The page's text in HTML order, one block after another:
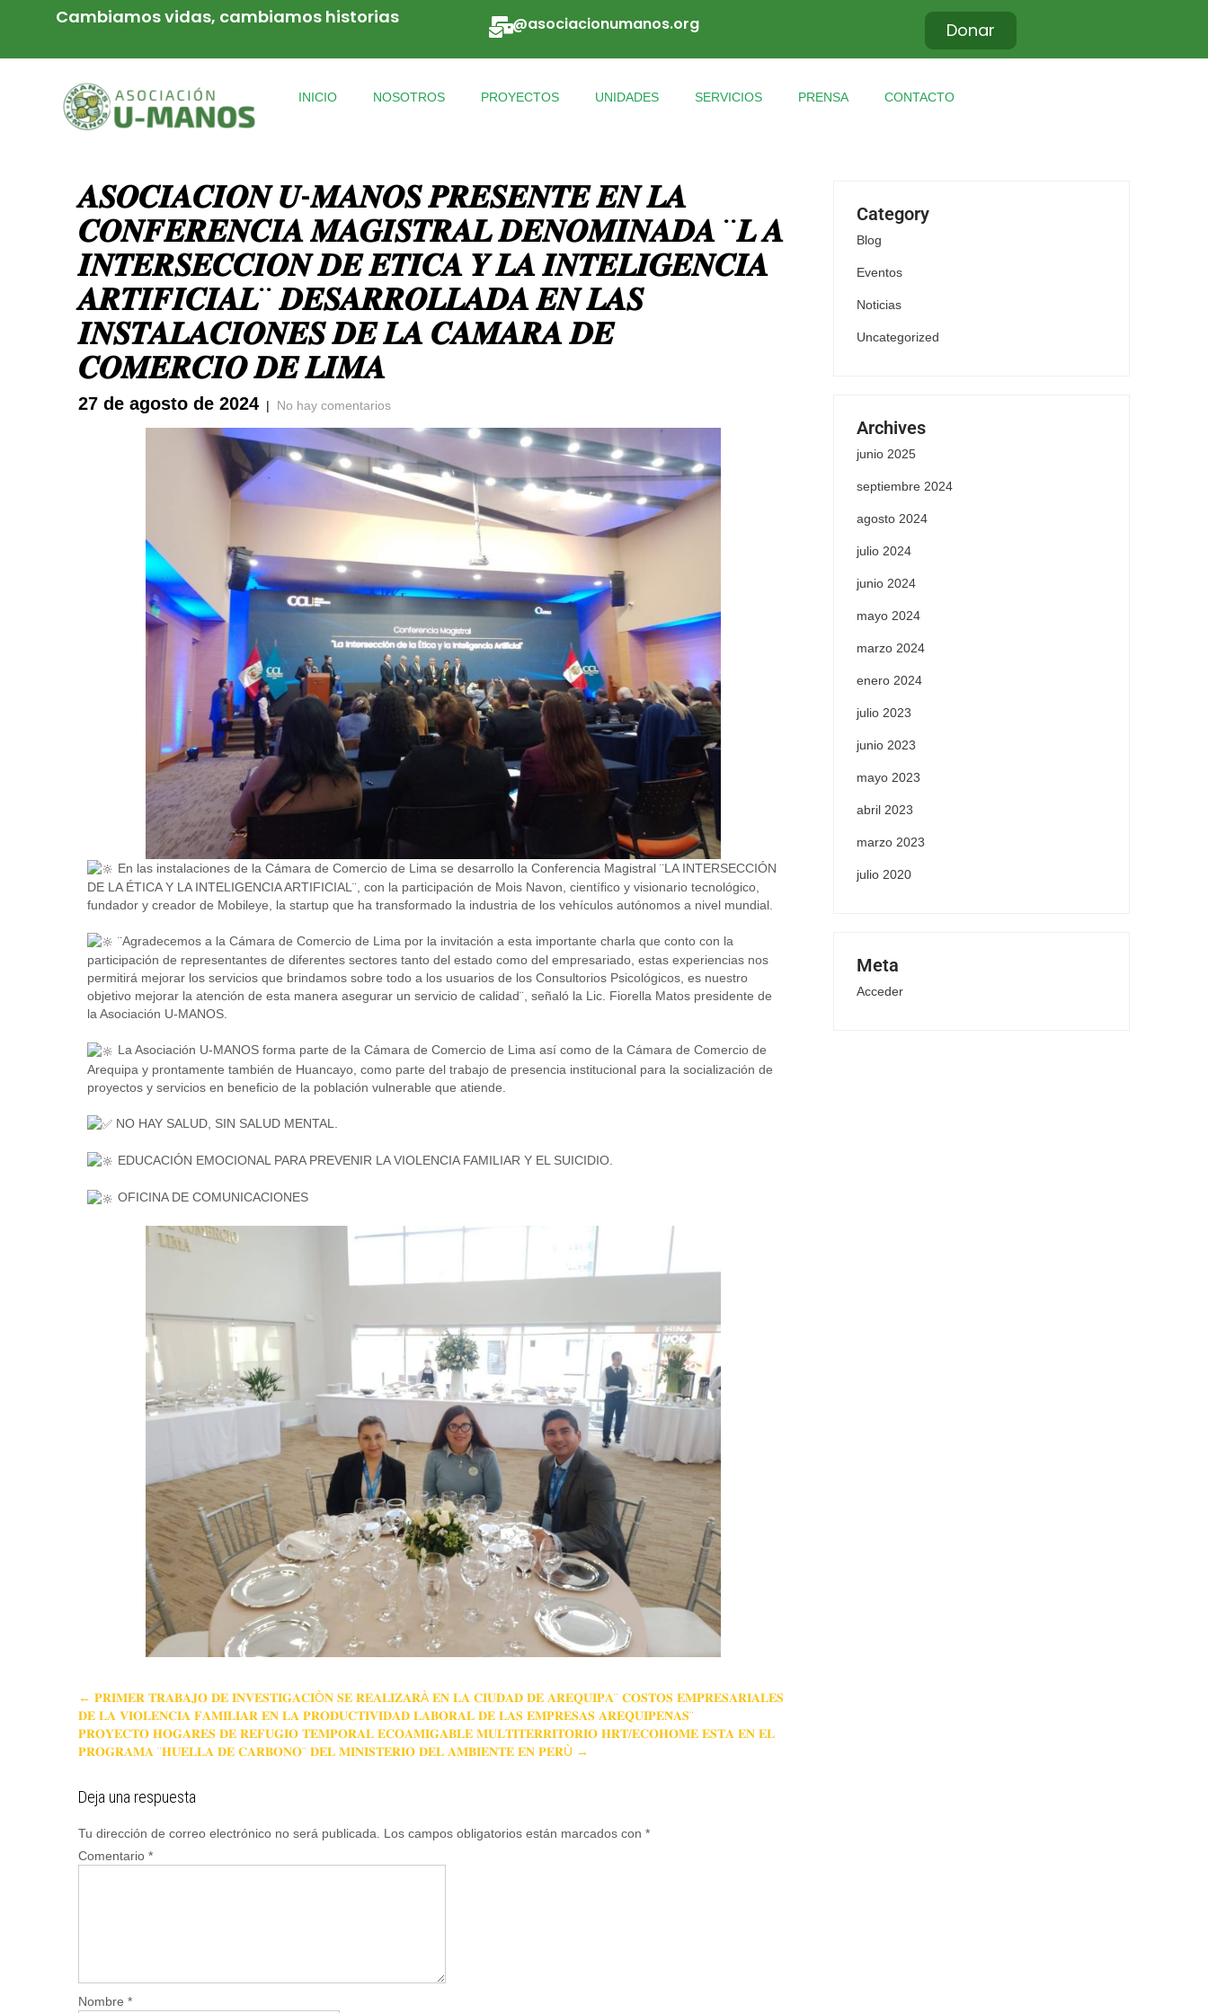
Cambiamos vidas, cambiamos historias @asociacionumanos.org Donar
INICIO NOSOTROS PROYECTOS UNIDADES SERVICIOS PRENSA CONTACTO
𝑨𝑺𝑶𝑪𝑰𝑨𝑪𝑰𝑶𝑵 𝑼-𝑴𝑨𝑵𝑶𝑺 𝑷𝑹𝑬𝑺𝑬𝑵𝑻𝑬 𝑬𝑵 𝑳𝑨
𝑪𝑶𝑵𝑭𝑬𝑹𝑬𝑵𝑪𝑰𝑨 𝑴𝑨𝑮𝑰𝑺𝑻𝑹𝑨𝑳 𝑫𝑬𝑵𝑶𝑴𝑰𝑵𝑨𝑫𝑨 ¨𝑳 𝑨
𝑰𝑵𝑻𝑬𝑹𝑺𝑬𝑪𝑪𝑰𝑶𝑵 𝑫𝑬 𝑬𝑻𝑰𝑪𝑨 𝒀 𝑳𝑨 𝑰𝑵𝑻𝑬𝑳𝑰𝑮𝑬𝑵𝑪𝑰𝑨
𝑨𝑹𝑻𝑰𝑭𝑰𝑪𝑰𝑨𝑳¨ 𝑫𝑬𝑺𝑨𝑹𝑹𝑶𝑳𝑳𝑨𝑫𝑨 𝑬𝑵 𝑳𝑨𝑺
𝑰𝑵𝑺𝑻𝑨𝑳𝑨𝑪𝑰𝑶𝑵𝑬𝑺 𝑫𝑬 𝑳𝑨 𝑪𝑨𝑴𝑨𝑹𝑨 𝑫𝑬
𝑪𝑶𝑴𝑬𝑹𝑪𝑰𝑶 𝑫𝑬 𝑳𝑰𝑴𝑨
27 de agosto de 2024 | No hay comentarios
En las instalaciones de la Cámara de Comercio de Lima se desarrollo la Conferencia Magistral ¨LA INTERSECCIÓN
DE LA ÉTICAY LA INTELIGENCIA ARTIFICIAL¨, con la participación de Mois Navon, científico y visionario tecnológico,
fundador y creador de Mobileye, la startup que ha transformado la industria de los vehículos autónomos a nivel mundial.
¨Agradecemos a la Cámara de Comercio de Lima por la invitación a esta importante charla que conto con la
participación de representantes de diferentes sectores tanto del estado como del empresariado, estas experiencias nos
permitirá mejorar los servicios que brindamos sobre todo a los usuarios de los Consultorios Psicológicos, es nuestro
objetivo mejorar la atención de esta manera asegurar un servicio de calidad¨, señaló la Lic. Fiorella Matos presidente de
la Asociación U-MANOS.
La Asociación U-MANOS forma parte de la Cámara de Comercio de Lima así como de la Cámara de Comercio de
Arequipa y prontamente también de Huancayo, como parte del trabajo de presencia institucional para la socialización de
proyectos y servicios en beneficio de la población vulnerable que atiende.
NO HAY SALUD, SIN SALUD MENTAL.
EDUCACIÓN EMOCIONAL PARA PREVENIR LA VIOLENCIA FAMILIAR Y EL SUICIDIO.
OFICINA DE COMUNICACIONES
← 𝐏𝐑𝐈𝐌𝐄𝐑 𝐓𝐑𝐀𝐁𝐀𝐉𝐎 𝐃𝐄 𝐈𝐍𝐕𝐄𝐒𝐓𝐈𝐆𝐀𝐂𝐈Ò𝐍 𝐒𝐄 𝐑𝐄𝐀𝐋𝐈𝐙𝐀𝐑À 𝐄𝐍 𝐋𝐀 𝐂𝐈𝐔𝐃𝐀𝐃 𝐃𝐄 𝐀𝐑𝐄𝐐𝐔𝐈𝐏𝐀¨ 𝐂𝐎𝐒𝐓𝐎𝐒 𝐄𝐌𝐏𝐑𝐄𝐒𝐀𝐑𝐈𝐀𝐋𝐄𝐒
𝐃𝐄 𝐋𝐀 𝐕𝐈𝐎𝐋𝐄𝐍𝐂𝐈𝐀 𝐅𝐀𝐌𝐈𝐋𝐈𝐀𝐑 𝐄𝐍 𝐋𝐀 𝐏𝐑𝐎𝐃𝐔𝐂𝐓𝐈𝐕𝐈𝐃𝐀𝐃 𝐋𝐀𝐁𝐎𝐑𝐀𝐋 𝐃𝐄 𝐋𝐀𝐒 𝐄𝐌𝐏𝐑𝐄𝐒𝐀𝐒 𝐀𝐑𝐄𝐐𝐔𝐈𝐏𝐄𝐍̃𝐀𝐒¨
𝐏𝐑𝐎𝐘𝐄𝐂𝐓𝐎 𝐇𝐎𝐆𝐀𝐑𝐄𝐒 𝐃𝐄 𝐑𝐄𝐅𝐔𝐆𝐈𝐎 𝐓𝐄𝐌𝐏𝐎𝐑𝐀𝐋 𝐄𝐂𝐎𝐀𝐌𝐈𝐆𝐀𝐁𝐋𝐄 𝐌𝐔𝐋𝐓𝐈𝐓𝐄𝐑𝐑𝐈𝐓𝐎𝐑𝐈𝐎 𝐇𝐑𝐓/𝐄𝐂𝐎𝐇𝐎𝐌𝐄 𝐄𝐒𝐓𝐀 𝐄𝐍 𝐄𝐋
𝐏𝐑𝐎𝐆𝐑𝐀𝐌𝐀 ¨𝐇𝐔𝐄𝐋𝐋𝐀 𝐃𝐄 𝐂𝐀𝐑𝐁𝐎𝐍𝐎¨ 𝐃𝐄𝐋 𝐌𝐈𝐍𝐈𝐒𝐓𝐄𝐑𝐈𝐎 𝐃𝐄𝐋 𝐀𝐌𝐁𝐈𝐄𝐍𝐓𝐄 𝐄𝐍 𝐏𝐄𝐑Ù →
Deja una respuesta
Tu dirección de correo electrónico no será publicada. Los campos obligatorios están marcados con *
Comentario *
Nombre *
Category
Blog
Eventos
Noticias
Uncategorized
Archives
junio 2025
septiembre 2024
agosto 2024
julio 2024
junio 2024
mayo 2024
marzo 2024
enero 2024
julio 2023
junio 2023
mayo 2023
abril 2023
marzo 2023
julio 2020
Meta
Acceder